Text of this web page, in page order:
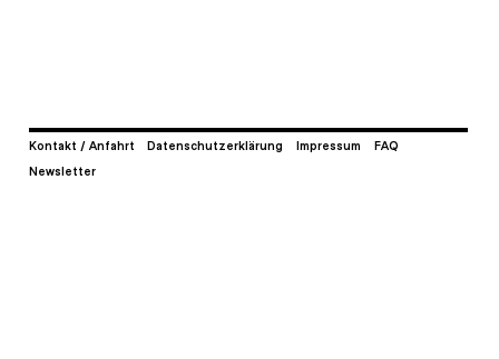
Kontakt / Anfahrt Datenschutzerklärung Impressum
FAQ
Newsletter